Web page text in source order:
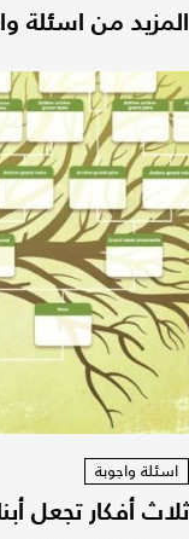
المزيد من اسئلة
اسئلة واجوبة
ثلاث أفكار تجعل